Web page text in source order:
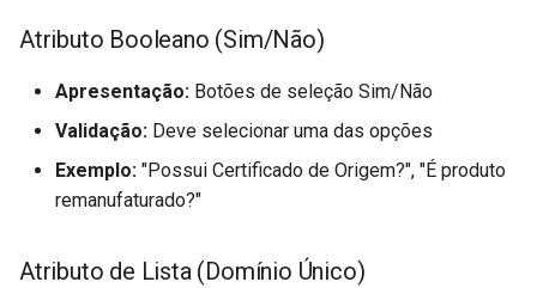
Atributo Booleano (Sim/Não)
Apresentação: Botões de seleção Sim/Não
Validação: Deve selecionar uma das opções
Exemplo: "Possui Certificado de Origem?", "É produto
remanufaturado?"
Atributo de Lista (Domínio Único)